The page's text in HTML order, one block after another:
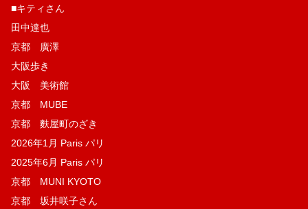
■キティさん
田中達也
京都 廣澤
大阪歩き
大阪 美術館
京都 MUBE
京都 麩屋町のざき
2026年1月 Paris パリ
2025年6月 Paris パリ
京都 MUNI KYOTO
京都 坂井咲子さん